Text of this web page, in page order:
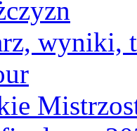
wyniki,